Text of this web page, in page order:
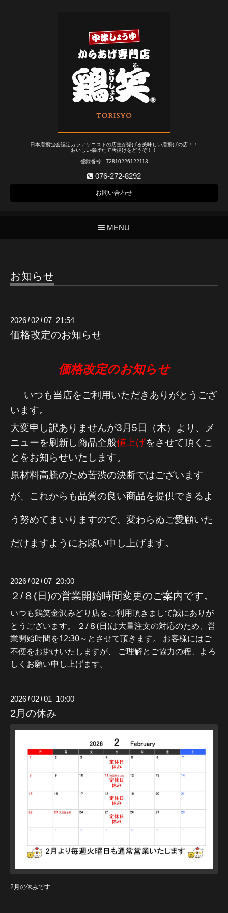
日本唐揚協会認定カラアゲニストの店主が揚げる美味しい唐揚げの店！！
おいしい揚げたて唐揚げをどうぞ！！
登録番号 T2810226122113
076-272-8292
お問い合わせ
MENU
お知らせ
2026 /02 /07 21:54
価格改定のお知らせ
価格改定のお知らせ
いつも当店をご利用いただきありがとうござ
います。
大変申し訳ありませんが3 月 5日（木）より、メ
ニューを刷新し商品全般値上げをさせて頂くこ
とをお知らせいたします。
原材料高騰のため苦渋の決断ではございます
が、 これからも品質の良い商品を提供できるよ
う努めてまいりますので、変わらぬご愛顧いた
だけますようにお願い申し上げます。
2026 /02 /07 20:00
２/８(日)の営業開始時間変更のご案内です。
いつも鶏笑金沢みどり店をご利用頂きまして誠にありが
とうございます。 ２/８(日)は大量注文の対応のため、営
業開始時間を12:30～とさせて頂きます。 お客様にはご
不便をお掛けいたしますが、 ご理解とご協力の程、よろ
しくお願い申し上げます。
2026 /02 /01 10:00
2月の休み
2月の休みです